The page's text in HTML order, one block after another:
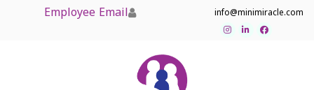
info@minimiracle.com
Employee Email
Facebook
LinkedIn
Instagram